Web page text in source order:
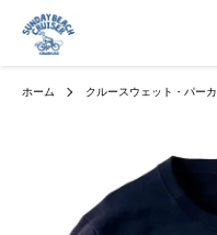
ホーム クルースウェット・パーカ